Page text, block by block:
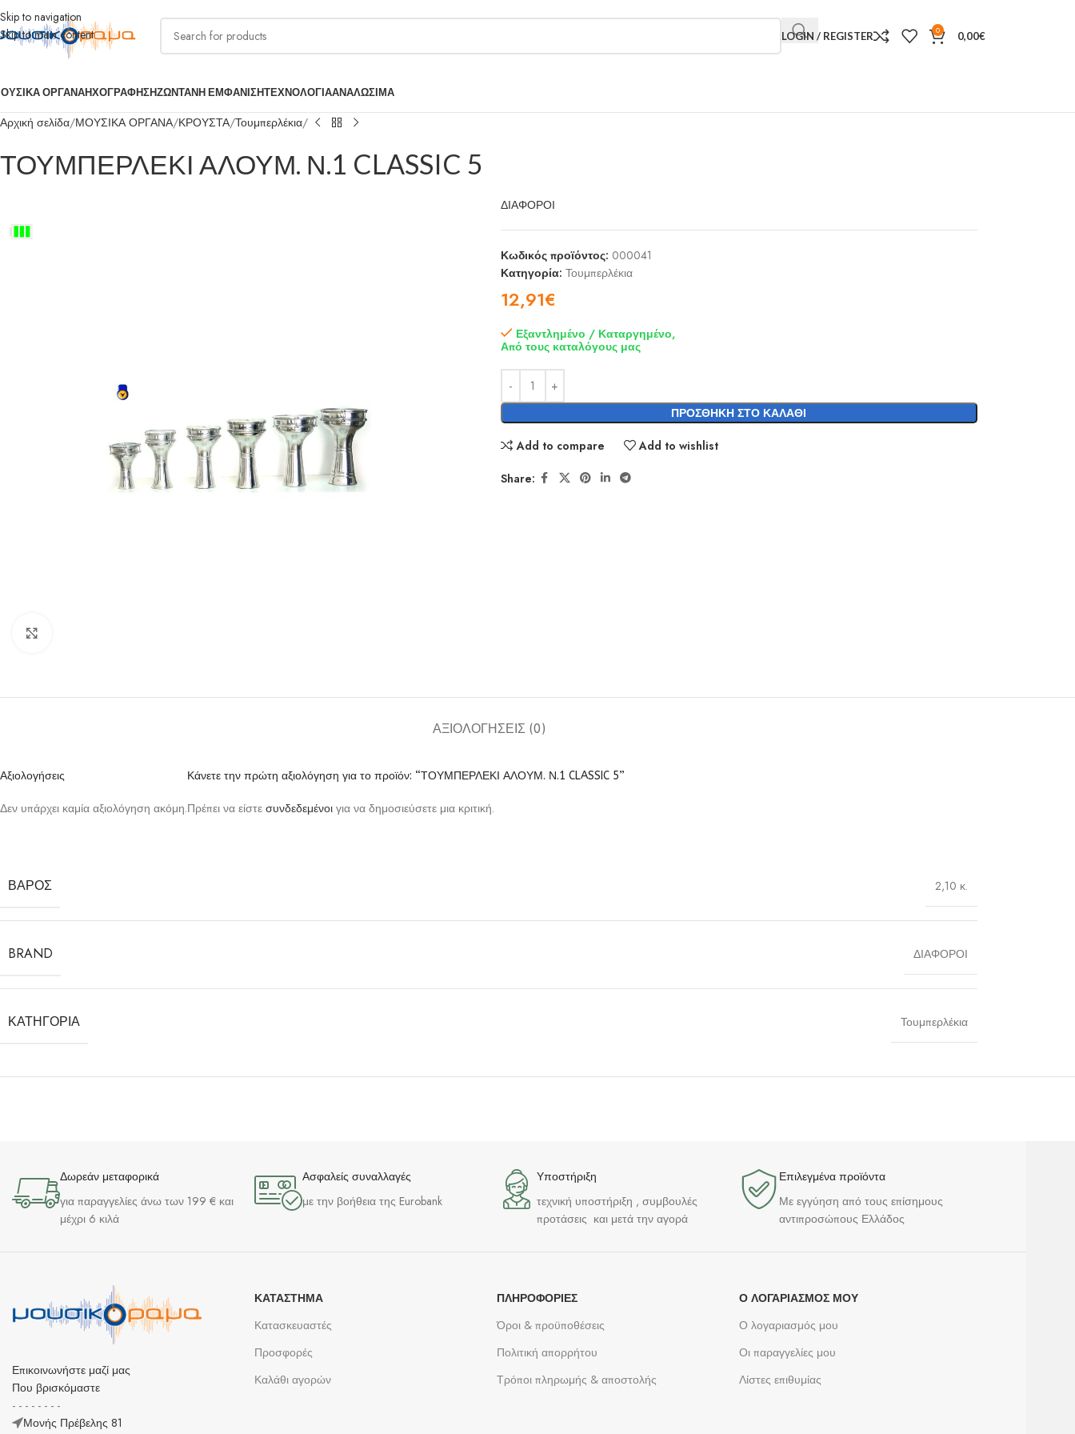
Skip to navigation
Skip to main content
LOGIN / REGISTER 0 0,00€
ΟΡΓΑΝΑΗΧΟΓΡΑΦΗΣΗΖΩΝΤΑΝΗ ΕΜΦΑΝΙΣΗΤΕΧΝΟΛΟΓΙΑΑΝΑΛΩΣΙΜΑ
Αρχική σελίδα ΜΟΥΣΙΚΑ ΟΡΓΑΝΑ ΚΡΟΥΣΤΑ Τουμπερλέκια
ΤΟΥΜΠΕΡΛΕΚΙ ΑΛΟΥΜ. Ν.1 CLASSIC 5
ΔΙΑΦΟΡΟΙ
Κωδικός προϊόντος: 000041
Κατηγορία: Τουμπερλέκια
12,91€
Εξαντλημένο / Καταργημένο,
Από τους καταλόγους μας
ΠΡΟΣΘΉΚΗ ΣΤΟ ΚΑΛΆΘΙ
Add to compare Add to wishlist
Share:
ΑΞΙΟΛΟΓΉΣΕΙΣ (0)
Αξιολογήσεις
Δεν υπάρχει καμία αξιολόγηση ακόμη.
Κάνετε την πρώτη αξιολόγηση για το προϊόν: “ΤΟΥΜΠΕΡΛΕΚΙ ΑΛΟΥΜ. Ν.1 CLASSIC 5”
Πρέπει να είστε συνδεδεμένοι για να δημοσιεύσετε μια κριτική.
ΒΆΡΟΣ 2,10 κ.
BRAND ΔΙΑΦΟΡΟΙ
ΚΑΤΗΓΟΡΊΑ Τουμπερλέκια
Δωρεάν μεταφορικά
για παραγγελίες άνω των 199 € και
μέχρι 6 κιλά
Ασφαλείς συναλλαγές
με την βοήθεια της Eurobank
Υποστήριξη
τεχνική υποστήριξη , συμβουλές
προτάσεις και μετά την αγορά
Επιλεγμένα προϊόντα​
Με εγγύηση από τους επίσημους
αντιπροσώπους Ελλάδος
Επικοινωνήστε μαζί μας
Που βρισκόμαστε
- - - - - - - -
Μονής Πρέβελης 81
ΚΑΤΆΣΤΗΜΑ
Κατασκευαστές
Προσφορές
Καλάθι αγορών
ΠΛΗΡΟΦΟΡΊΕΣ
Όροι & προϋποθέσεις
Πολιτική απορρήτου
Τρόποι πληρωμής & αποστολής
Ο ΛΟΓΑΡΙΑΣΜΌΣ ΜΟΥ
Ο λογαριασμός μου
Οι παραγγελίες μου
Λίστες επιθυμίας